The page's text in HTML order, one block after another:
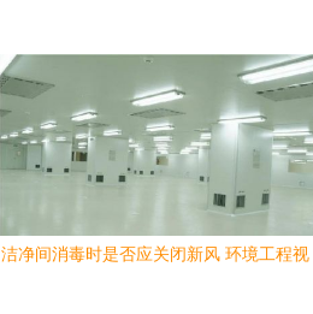
洁净间消毒时是否应关闭新风 环境工程视